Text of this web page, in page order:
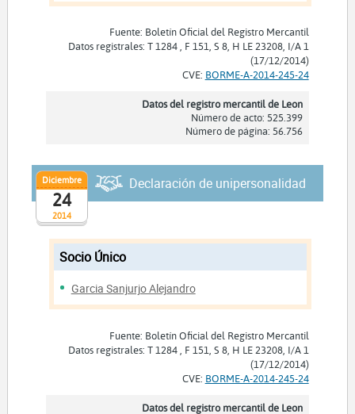
Fuente: Boletín Oficial del Registro Mercantil
Datos registrales: T 1284 , F 151, S 8, H LE 23208, I/A 1
(17/12/2014)
CVE: BORME-A-2014-245-24
Datos del registro mercantil de Leon
Número de acto: 525.399
Número de página: 56.756
2014
Diciembre
24
Declaración de unipersonalidad
Socio Único
Garcia Sanjurjo Alejandro
Fuente: Boletín Oficial del Registro Mercantil
Datos registrales: T 1284 , F 151, S 8, H LE 23208, I/A 1
(17/12/2014)
CVE: BORME-A-2014-245-24
Datos del registro mercantil de Leon